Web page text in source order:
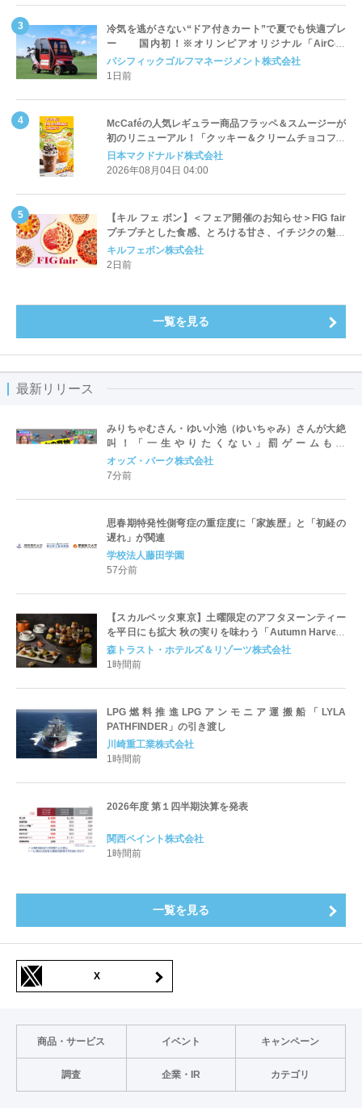
冷気を逃がさない“ドア付きカート”で夏でも快適プレ
ー 国内初！※オリンピアオリジナル「AirCon
Cart（エアコンカート）」導入 | ＰＧＭ
パシフィックゴルフマネージメント株式会社
1日前
McCaféの人気レギュラー商品フラッペ＆スムージーが
初のリニューアル！「クッキー＆クリームチョコフラ
ッペ」「マンゴースムージー」8月5日（水）から販売
開始
日本マクドナルド株式会社
2026年08月04日 04:00
【キル フェ ボン】＜フェア開催のお知らせ＞FIG fair
プチプチとした食感、とろける甘さ、イチジクの魅力
をたっぷりと。新作を含め、イチジク尽くしの全4種が
登場8月20日（木）スタート
キルフェボン株式会社
2日前
一覧を見る
最新リリース
みりちゃむさん・ゆい小池（ゆいちゃみ）さんが大絶
叫！「一生やりたくない」罰ゲームも登
場？！“KEIRINヒロインバトル！”をオッズパーク公式
YouTubeで公開
オッズ・パーク株式会社
7分前
思春期特発性側弯症の重症度に「家族歴」と「初経の
遅れ」が関連
学校法人藤田学園
57分前
【スカルペッタ東京】土曜限定のアフタヌーンティー
を平日にも拡大 秋の実りを味わう「Autumn Harvest
Afternoon Tea」9月1日スタート
森トラスト・ホテルズ＆リゾーツ株式会社
1時間前
LPG燃料推進LPGアンモニア運搬船「LYLA
PATHFINDER」の引き渡し
川崎重工業株式会社
1時間前
2026年度 第１四半期決算を発表
関西ペイント株式会社
1時間前
一覧を見る
X
商品・サービス イベント キャンペーン
調査 企業・IR カテゴリ